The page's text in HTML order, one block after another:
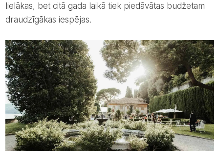
lielākas, bet citā gada laikā tiek piedāvātas budžetam
draudzīgākas iespējas.